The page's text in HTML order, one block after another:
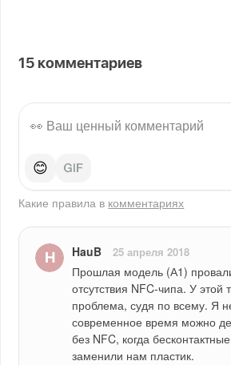
15 комментариев
😊
Какие правила в комментариях
HauB 25 апреля 2018
Прошлая модель (А1)
отсутствия NFC-чипа. У этой
проблема, судя по всему. Я
современное время можно
без NFC, когда
заменили нам пластик.